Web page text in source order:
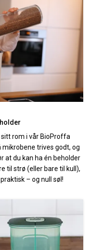
rom i vår BioProffa
trives godt, og
at du kan ha én beholder
til strø (eller bare til kull),
– og null søl!